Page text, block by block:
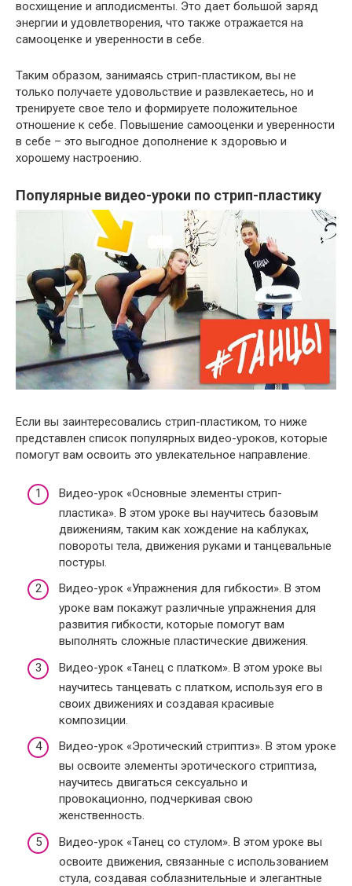
восхищение и аплодисменты. Это дает большой заряд
энергии и удовлетворения, что также отражается на
самооценке и уверенности в себе.
Таким образом, занимаясь стрип-пластиком, вы не
только получаете удовольствие и развлекаетесь, но и
тренируете свое тело и формируете положительное
отношение к себе. Повышение самооценки и уверенности
в себе – это выгодное дополнение к здоровью и
хорошему настроению.
Популярные видео-уроки по стрип-пластику
Если вы заинтересовались стрип-пластиком, то ниже
представлен список популярных видео-уроков, которые
помогут вам освоить это увлекательное направление.
Видео-урок «Основные элементы стрип-
пластика». В этом уроке вы научитесь базовым
движениям, таким как хождение на каблуках,
повороты тела, движения руками и танцевальные
постуры.
Видео-урок «Упражнения для гибкости». В этом
уроке вам покажут различные упражнения для
развития гибкости, которые помогут вам
выполнять сложные пластические движения.
Видео-урок «Танец с платком». В этом уроке вы
научитесь танцевать с платком, используя его в
своих движениях и создавая красивые
композиции.
Видео-урок «Эротический стриптиз». В этом уроке
вы освоите элементы эротического стриптиза,
научитесь двигаться сексуально и
провокационно, подчеркивая свою
женственность.
Видео-урок «Танец со стулом». В этом уроке вы
освоите движения, связанные с использованием
стула, создавая соблазнительные и элегантные